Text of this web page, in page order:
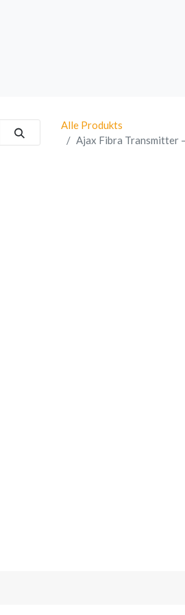
Alle Produkts
Ajax Fibra Transmitter